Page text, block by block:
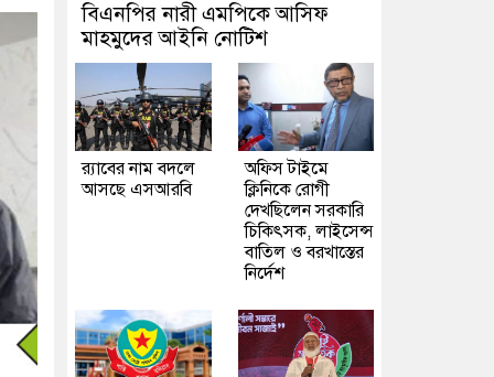
বিএনপির নারী এমপিকে আসিফ
মাহমুদের আইনি নোটিশ
র‍্যাবের নাম বদলে
আসছে এসআরবি
অফিস টাইমে
ক্লিনিকে রোগী
দেখছিলেন সরকারি
চিকিৎসক, লাইসেন্স
বাতিল ও বরখাস্তের
নির্দেশ